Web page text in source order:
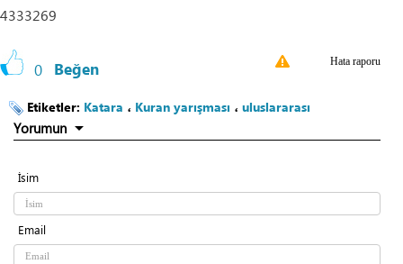
4333269
0 Beğen Hata raporu
Etiketler: Katara ، Kuran yarışması ، uluslararası
Yorumun
İsim
Email